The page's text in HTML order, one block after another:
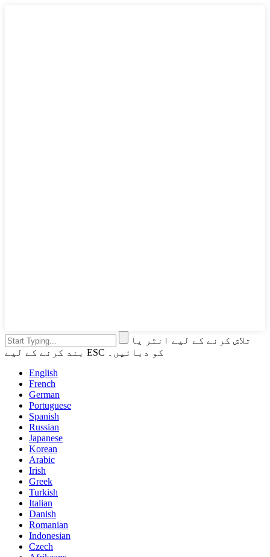
تلاش کرنے کے لیے انٹر یا
بند کرنے کے لیے ESC کو دبائیں۔
English
French
German
Portuguese
Spanish
Russian
Japanese
Korean
Arabic
Irish
Greek
Turkish
Italian
Danish
Romanian
Indonesian
Czech